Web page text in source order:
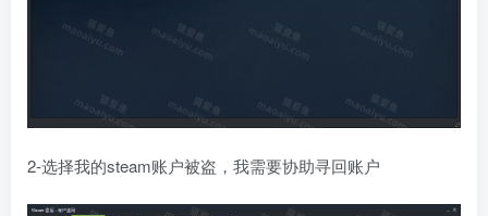
2-选择我的steam账户被盗，我需要协助寻回账户